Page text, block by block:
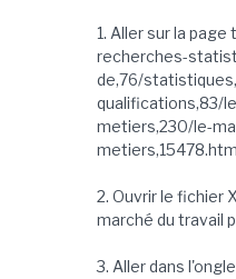
1. Aller sur la
recherches-
de,76/
qualifications,83/
metiers,230/le-
metiers,15478.html
2. Ouvrir le fichier
marché du travail
3. Aller dans